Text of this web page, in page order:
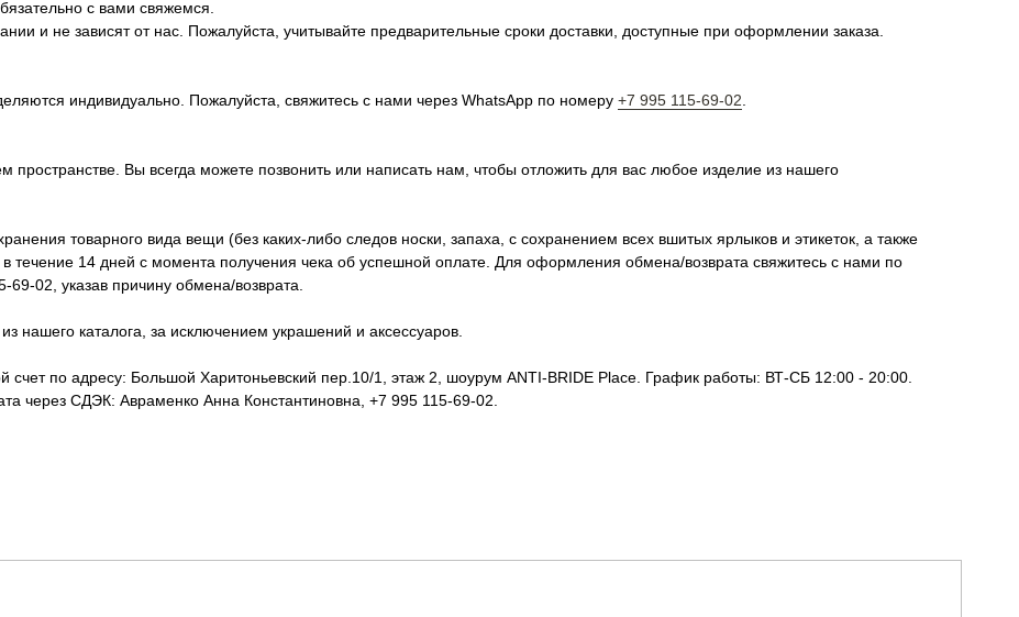
с вами свяжемся.
и не зависят от нас. Пожалуйста, учитывайте предварительные сроки доставки, доступные при оформлении заказа.
индивидуально. Пожалуйста, свяжитесь с нами через WhatsApp по номеру +7 995 115-69-02
Вы всегда можете позвонить или написать нам, чтобы отложить для вас любое изделие из нашего
товарного вида вещи (без каких-либо следов носки, запаха, с сохранением всех вшитых ярлыков и этикеток, а также
течение 14 дней с момента получения чека об успешной оплате. Для оформления обмена/возврата свяжитесь с нами по
02, указав причину обмена/возврата.
нашего каталога, за исключением украшений и аксессуаров.
счет по адресу: Большой Харитоньевский пер.10/1, этаж 2, шоурум ANTI-BRIDE Place. График работы: ВТ-СБ 12:00 - 20:00.
через СДЭК: Авраменко Анна Константиновна, +7 995 115-69-02.